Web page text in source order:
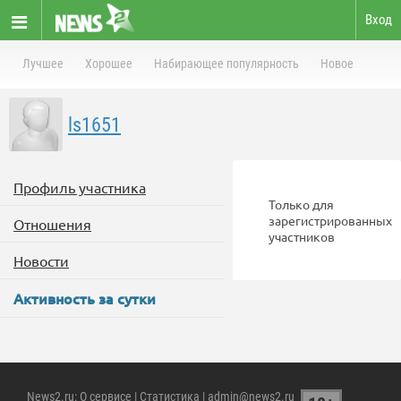
Вход
Лучшее Хорошее Набирающее популярность Новое
ls1651
Профиль участника
Отношения
Новости
Активность за сутки
Только для
зарегистрированных
участников
News2.ru: О сервисе | Статистика | admin@news2.ru